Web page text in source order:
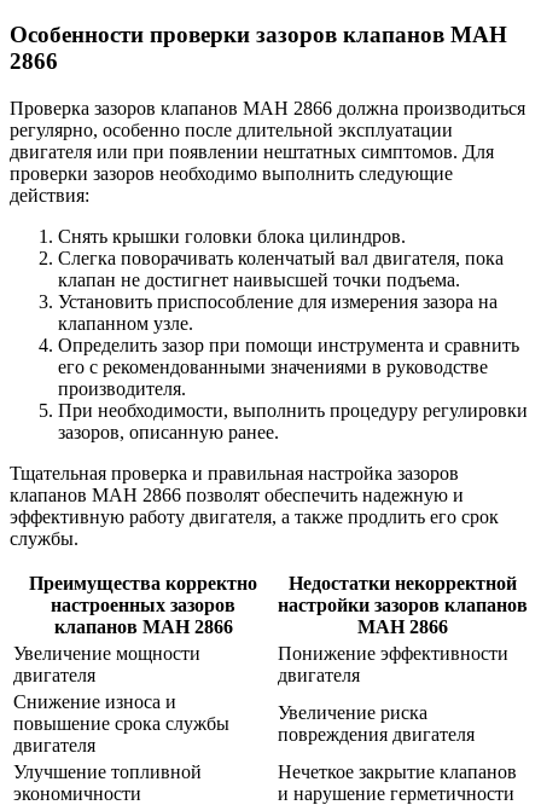
Особенности проверки зазоров клапанов МАН
2866
Проверка зазоров клапанов МАН 2866 должна производиться
регулярно, особенно после длительной эксплуатации
двигателя или при появлении нештатных симптомов. Для
проверки зазоров необходимо выполнить следующие
действия:
Снять крышки головки блока цилиндров.
Слегка поворачивать коленчатый вал двигателя, пока
клапан не достигнет наивысшей точки подъема.
Установить приспособление для измерения зазора на
клапанном узле.
Определить зазор при помощи инструмента и сравнить
его с рекомендованными значениями в руководстве
производителя.
При необходимости, выполнить процедуру регулировки
зазоров, описанную ранее.
Тщательная проверка и правильная настройка зазоров
клапанов МАН 2866 позволят обеспечить надежную и
эффективную работу двигателя, а также продлить его срок
службы.
Преимущества корректно
настроенных зазоров
клапанов МАН 2866
Недостатки некорректной
настройки зазоров клапанов
МАН 2866
Увеличение мощности
двигателя
Понижение эффективности
двигателя
Снижение износа и
повышение срока службы
двигателя
Увеличение риска
повреждения двигателя
Улучшение топливной
экономичности
Нечеткое закрытие клапанов
и нарушение герметичности